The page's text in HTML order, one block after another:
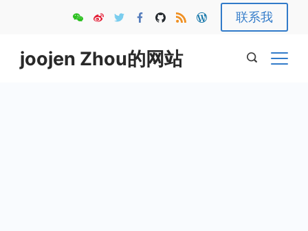
content
联系我
joojen Zhou的网站